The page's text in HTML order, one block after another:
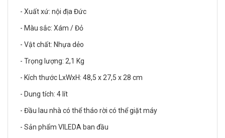
- Xuất xứ: nội địa Đức
- Màu sắc: Xám / Đỏ
- Vật chất: Nhựa dẻo
- Trọng lượng: 2,1 Kg
- Kích thước LxWxH: 48,5 x 27,5 x 28 cm
- Dung tích: 4 lít
- Đầu lau nhà có thể tháo rời có thể giặt máy
- Sản phẩm VILEDA ban đầu